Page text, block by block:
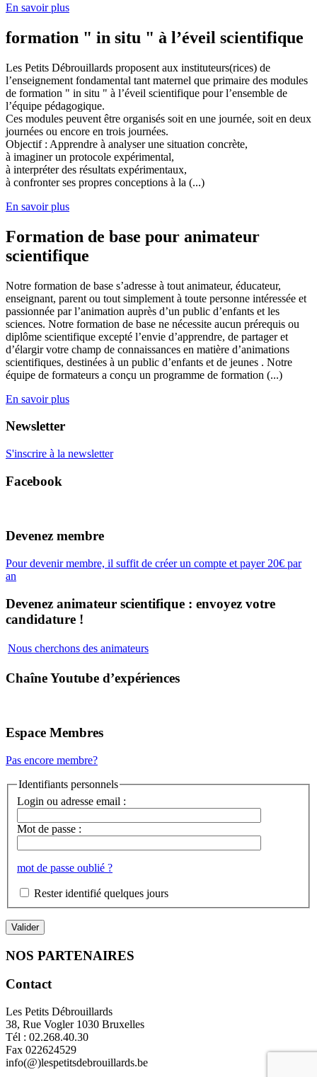
En savoir plus
formation " in situ " à l’éveil scientifique
Les Petits Débrouillards proposent aux instituteurs(rices) de
l’enseignement fondamental tant maternel que primaire des modules
de formation " in situ " à l’éveil scientifique pour l’ensemble de
l’équipe pédagogique.
Ces modules peuvent être organisés soit en une journée, soit en deux
journées ou encore en trois journées.
Objectif : Apprendre à analyser une situation concrète,
à imaginer un protocole expérimental,
à interpréter des résultats expérimentaux,
à confronter ses propres conceptions à la (...)
En savoir plus
Formation de base pour animateur
scientifique
Notre formation de base s’adresse à tout animateur, éducateur,
enseignant, parent ou tout simplement à toute personne intéressée et
passionnée par l’animation auprès d’un public d’enfants et les
sciences. Notre formation de base ne nécessite aucun prérequis ou
diplôme scientifique excepté l’envie d’apprendre, de partager et
d’élargir votre champ de connaissances en matière d’animations
scientifiques, destinées à un public d’enfants et de jeunes . Notre
équipe de formateurs a conçu un programme de formation (...)
En savoir plus
Newsletter
S'inscrire à la newsletter
Facebook
Devenez membre
Pour devenir membre, il suffit de créer un compte et payer 20€ par
an
Devenez animateur scientifique : envoyez votre
candidature !
Nous cherchons des animateurs
Chaîne Youtube d’expériences
Espace Membres
Pas encore membre?
Identifiants personnels
Login ou adresse email :
Mot de passe :
mot de passe oublié ?
Rester identifié quelques jours
NOS PARTENAIRES
Contact
Les Petits Débrouillards
38, Rue Vogler 1030 Bruxelles
Tél : 02.268.40.30
Fax 022624529
info(@)lespetitsdebrouillards.be